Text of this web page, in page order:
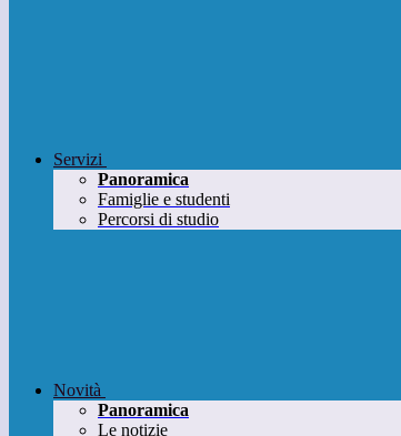
Servizi
Panoramica
Famiglie e studenti
Percorsi di studio
Novità
Panoramica
Le notizie